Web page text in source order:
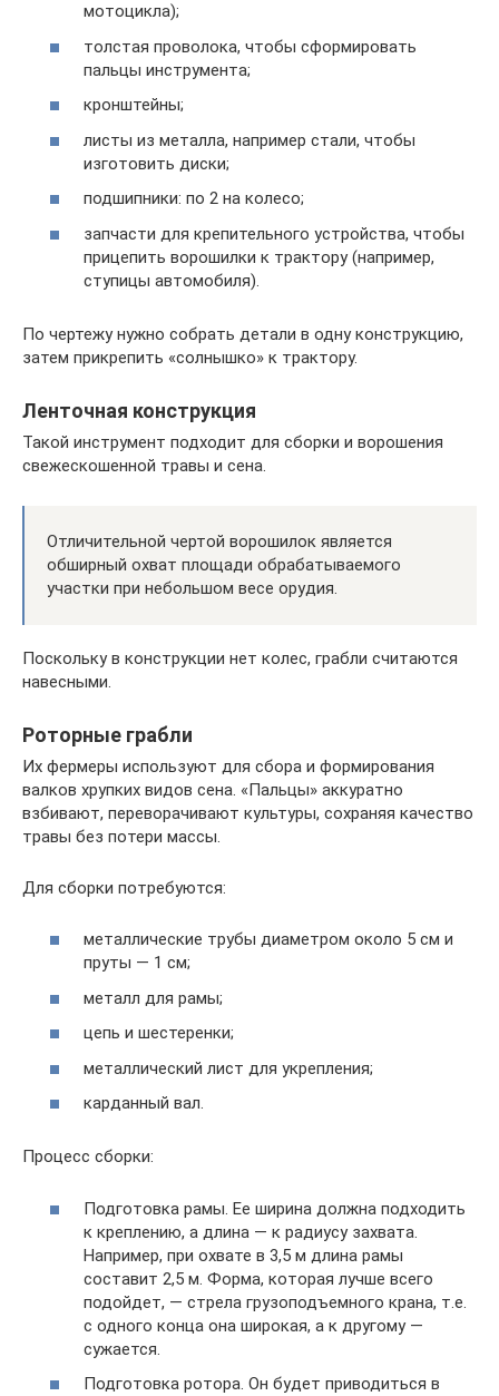
мотоцикла);
толстая проволока, чтобы сформировать
пальцы инструмента;
кронштейны;
листы из металла, например стали, чтобы
изготовить диски;
подшипники: по 2 на колесо;
запчасти для крепительного устройства, чтобы
прицепить ворошилки к трактору (например,
ступицы автомобиля).
По чертежу нужно собрать детали в одну конструкцию,
затем прикрепить «солнышко» к трактору.
Ленточная конструкция
Такой инструмент подходит для сборки и ворошения
свежескошенной травы и сена.
Отличительной чертой ворошилок является
обширный охват площади обрабатываемого
участки при небольшом весе орудия.
Поскольку в конструкции нет колес, грабли считаются
навесными.
Роторные грабли
Их фермеры используют для сбора и формирования
валков хрупких видов сена. «Пальцы» аккуратно
взбивают, переворачивают культуры, сохраняя качество
травы без потери массы.
Для сборки потребуются:
металлические трубы диаметром около 5 см и
пруты — 1 см;
металл для рамы;
цепь и шестеренки;
металлический лист для укрепления;
карданный вал.
Процесс сборки:
Подготовка рамы. Ее ширина должна подходить
к креплению, а длина — к радиусу захвата.
Например, при охвате в 3,5 м длина рамы
составит 2,5 м. Форма, которая лучше всего
подойдет, — стрела грузоподъемного крана, т.е.
с одного конца она широкая, а к другому —
сужается.
Подготовка ротора. Он будет приводиться в